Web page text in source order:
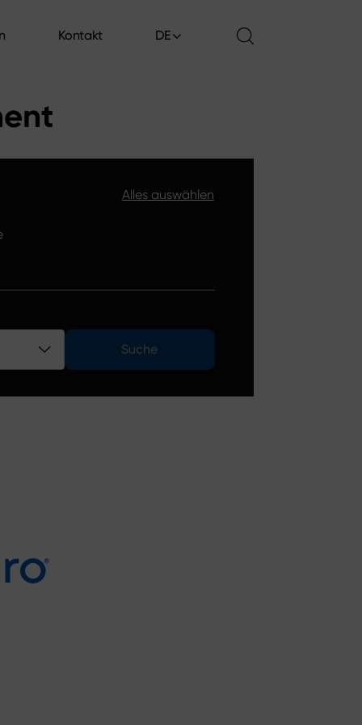
Kontakt
DE
Alles auswählen
Suche